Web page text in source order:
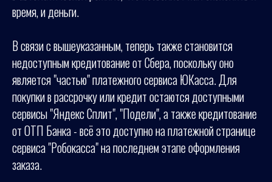
время, и деньги.
В связи с вышеуказанным, теперь также становится
недоступным кредитование от Сбера, поскольку оно
является "частью" платежного сервиса ЮКасса. Для
покупки в рассрочку или кредит остаются доступными
сервисы "Яндекс Сплит", "Подели", а также кредитование
от ОТП Банка - всё это доступно на платежной странице
сервиса "Робокасса" на последнем этапе оформления
заказа.